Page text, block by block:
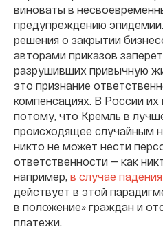
виноваты в
предупреждению
решения о закрытии
авторами приказов
разрушивших привычную
это признание
компенсациях. В России
потому, что Кремль в
происходящее случайным
никто не может нести
ответственности — как
например, в случае
действует в этой
в положение» граждан и
платежи.